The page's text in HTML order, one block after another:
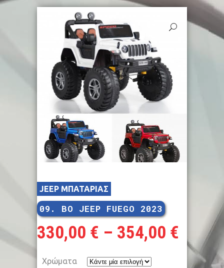
JEEP ΜΠΑΤΑΡΙΑΣ
09. BO JEEP FUEGO 2023
330,00 € – 354,00 €
Χρώματα